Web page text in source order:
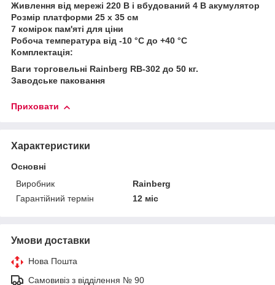
Живлення від мережі 220 В і вбудований 4 В акумулятор
Розмір платформи 25 х 35 см
7 комірок пам'яті для ціни
Робоча температура від -10 °C до +40 °C
Комплектація:
Ваги торговельні Rainberg RB-302 до 50 кг.
Заводське паковання
Приховати
Характеристики
Основні
Виробник
Rainberg
Гарантійний термін
12 міс
Умови доставки
Нова Пошта
Самовивіз з відділення № 90